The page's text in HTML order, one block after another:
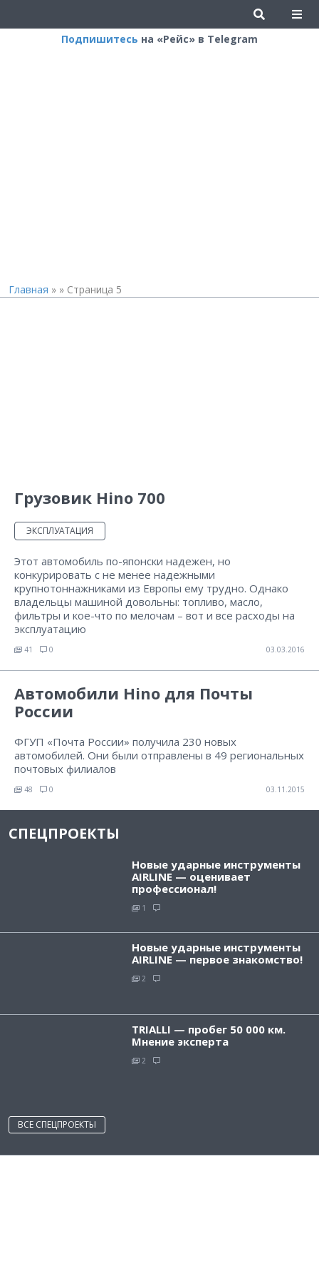
Подпишитесь на «Рейс» в Telegram
Главная » » Страница 5
Грузовик Hino 700
ЭКСПЛУАТАЦИЯ
Этот автомобиль по-японски надежен, но
конкурировать с не менее надежными
крупнотоннажниками из Европы ему трудно. Однако
владельцы машиной довольны: топливо, масло,
фильтры и кое-что по мелочам – вот и все расходы на
эксплуатацию
41 0 03.03.2016
Автомобили Hino для Почты
России
ФГУП «Почта России» получила 230 новых
автомобилей. Они были отправлены в 49 региональных
почтовых филиалов
48 0 03.11.2015
СПЕЦПРОЕКТЫ
Новые ударные инструменты
AIRLINE — оценивает
профессионал!
1
Новые ударные инструменты
AIRLINE — первое знакомство!
2
TRIALLI — пробег 50 000 км.
Мнение эксперта
2
ВСЕ СПЕЦПРОЕКТЫ